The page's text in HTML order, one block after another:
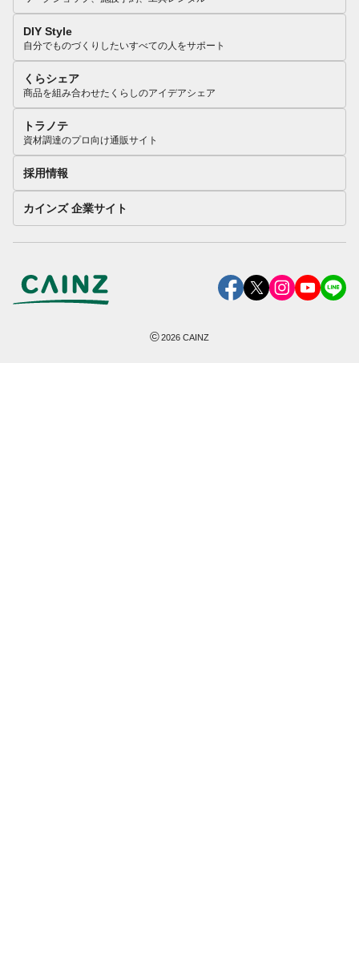
DIY Style
自分でものづくりしたいすべての人をサポート
くらシェア
商品を組み合わせたくらしのアイデアシェア
トラノテ
資材調達のプロ向け通販サイト
採用情報
カインズ 企業サイト
©2026 CAINZ